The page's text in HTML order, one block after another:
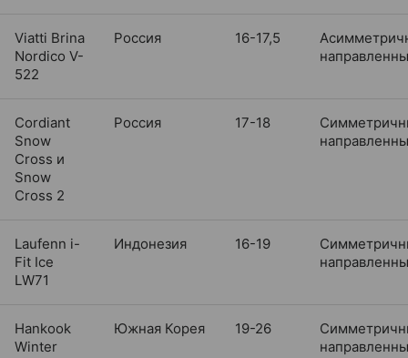
Viatti Brina
Nordico V-
522
Россия 16-17,5
Cordiant
Snow
Cross и
Snow
Cross 2
Россия 17-18
Laufenn i-
Fit Ice
LW71
Индонезия 16-19
Hankook
Winter
Южная Корея 19-26